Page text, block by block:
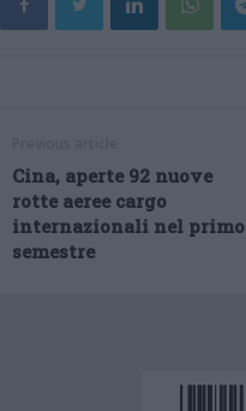
Cina, aperte 92 nuove
rotte aeree cargo
internazionali nel primo
semestre